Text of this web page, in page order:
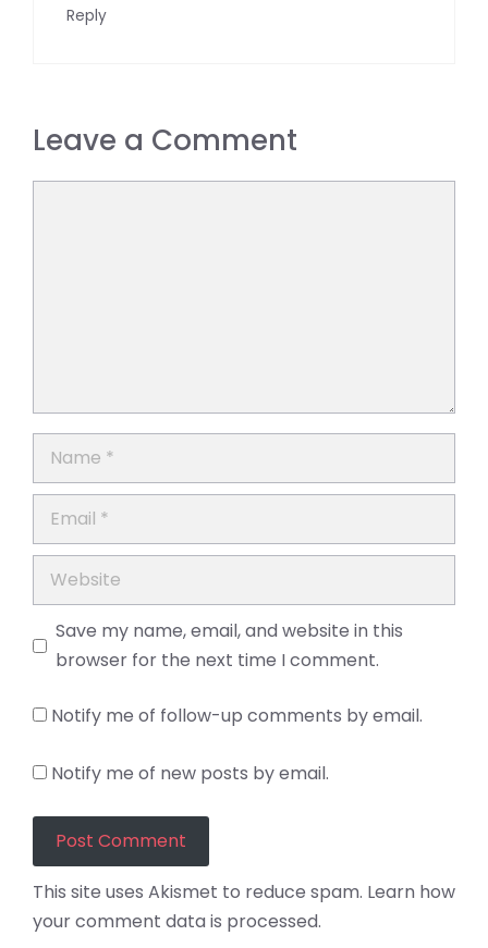
Reply
Leave a Comment
Name
Email
Website
Save my name, email, and website in this
browser for the next time I comment.
Notify me of follow-up comments by email.
Notify me of new posts by email.
This site uses Akismet to reduce spam. Learn how
your comment data is processed.